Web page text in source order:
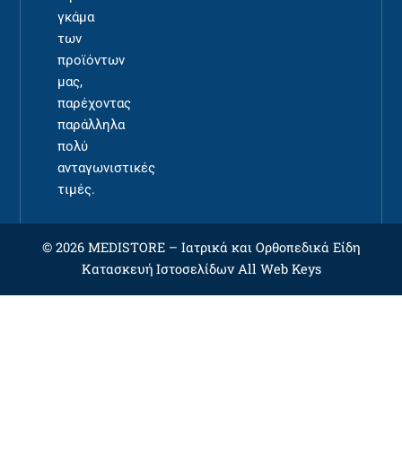
γκάμα
των
προϊόντων
μας,
παρέχοντας
παράλληλα
πολύ
ανταγωνιστικές
τιμές.
© 2026 MEDISTORE – Ιατρικά και Ορθοπεδικά Είδη
Κατασκευή ΙστοσελίδωνAll Web Keys